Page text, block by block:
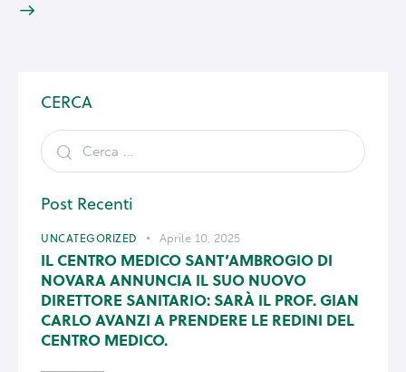
CERCA
Post Recenti
UNCATEGORIZED Aprile 10, 2025
IL CENTRO MEDICO SANT’AMBROGIO DI
NOVARA ANNUNCIA IL SUO NUOVO
DIRETTORE SANITARIO: SARÀ IL PROF. GIAN
CARLO AVANZI A PRENDERE LE REDINI DEL
CENTRO MEDICO.